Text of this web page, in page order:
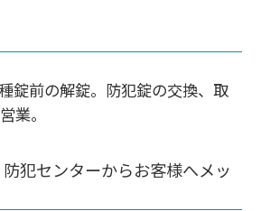
錠前の解錠。防犯錠の交換、取
業。
犯センターからお客様へメッ